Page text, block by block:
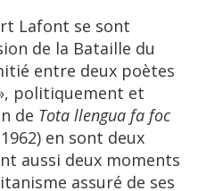
Lafont se sont
de la Bataille du
entre deux poètes
politiquement et
de Tota llengua fa foc
en sont deux
aussi deux moments
assuré de ses